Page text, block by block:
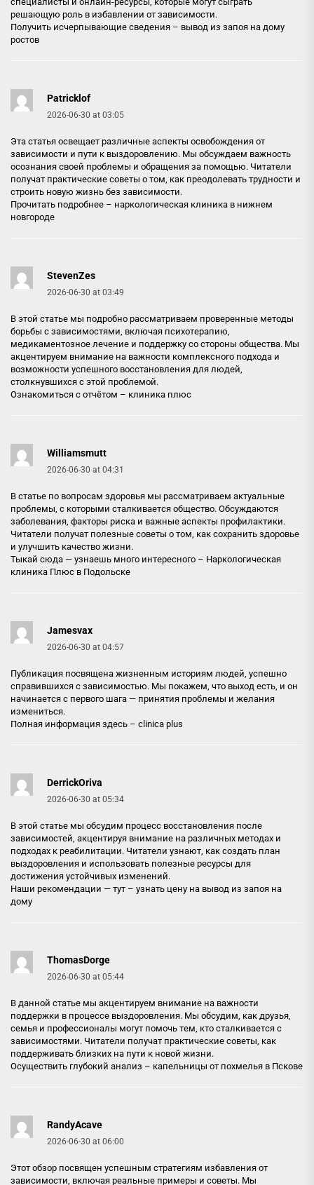
решающую роль в избавлении от зависимости.
Получить исчерпывающие сведения – вывод из запоя на дому
ростов
Patricklof
2026-06-30 at 03:05
Эта статья освещает различные аспекты освобождения от
зависимости и пути к выздоровлению. Мы обсуждаем важность
осознания своей проблемы и обращения за помощью. Читатели
получат практические советы о том, как преодолевать трудности и
строить новую жизнь без зависимости.
Прочитать подробнее – наркологическая клиника в нижнем
новгороде
StevenZes
2026-06-30 at 03:49
В этой статье мы подробно рассматриваем проверенные методы
борьбы с зависимостями, включая психотерапию,
медикаментозное лечение и поддержку со стороны общества. Мы
акцентируем внимание на важности комплексного подхода и
возможности успешного восстановления для людей,
столкнувшихся с этой проблемой.
Ознакомиться с отчётом – клиника плюс
Williamsmutt
2026-06-30 at 04:31
В статье по вопросам здоровья мы рассматриваем актуальные
проблемы, с которыми сталкивается общество. Обсуждаются
заболевания, факторы риска и важные аспекты профилактики.
Читатели получат полезные советы о том, как сохранить здоровье
и улучшить качество жизни.
Тыкай сюда — узнаешь много интересного – Наркологическая
клиника Плюс в Подольске
Jamesvax
2026-06-30 at 04:57
Публикация посвящена жизненным историям людей, успешно
справившихся с зависимостью. Мы покажем, что выход есть, и он
начинается с первого шага — принятия проблемы и желания
измениться.
Полная информация здесь – clinica plus
DerrickOriva
2026-06-30 at 05:34
В этой статье мы обсудим процесс восстановления после
зависимостей, акцентируя внимание на различных методах и
подходах к реабилитации. Читатели узнают, как создать план
выздоровления и использовать полезные ресурсы для
достижения устойчивых изменений.
Наши рекомендации — тут – узнать цену на вывод из запоя на
дому
ThomasDorge
2026-06-30 at 05:44
В данной статье мы акцентируем внимание на важности
поддержки в процессе выздоровления. Мы обсудим, как друзья,
семья и профессионалы могут помочь тем, кто сталкивается с
зависимостями. Читатели получат практические советы, как
поддерживать близких на пути к новой жизни.
Осуществить глубокий анализ – капельницы от похмелья в Пскове
RandyAcave
2026-06-30 at 06:00
Этот обзор посвящен успешным стратегиям избавления от
зависимости, включая реальные примеры и советы. Мы